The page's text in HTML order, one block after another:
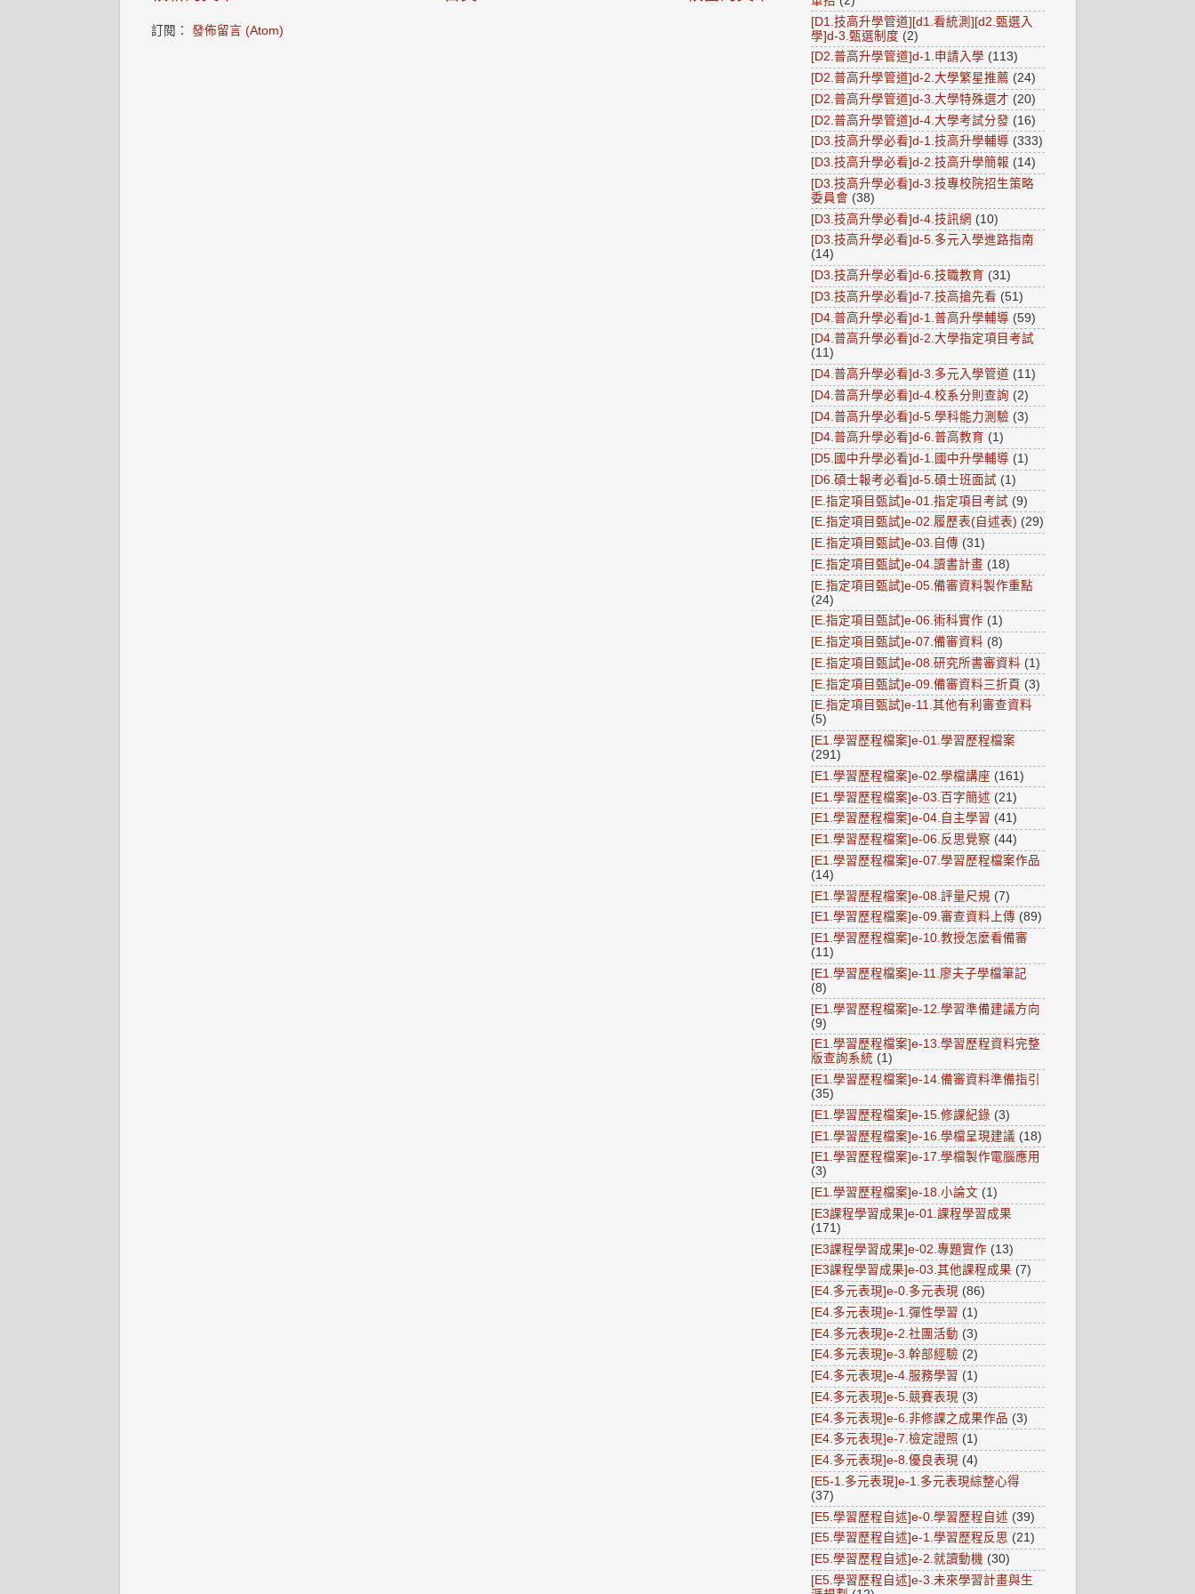
訂閱： 發佈留言 (Atom)
[D1.技高升學管道][d1.看統測][d2.甄選入
學]d-3.甄選制度 (2)
[D2.普高升學管道]d-1.申請入學 (113)
[D2.普高升學管道]d-2.大學繁星推薦 (24)
[D2.普高升學管道]d-3.大學特殊選才 (20)
[D2.普高升學管道]d-4.大學考試分發 (16)
[D3.技高升學必看]d-1.技高升學輔導 (333)
[D3.技高升學必看]d-2.技高升學簡報 (14)
[D3.技高升學必看]d-3.技專校院招生策略
委員會 (38)
[D3.技高升學必看]d-4.技訊網 (10)
[D3.技高升學必看]d-5.多元入學進路指南
(14)
[D3.技高升學必看]d-6.技職教育 (31)
[D3.技高升學必看]d-7.技高搶先看 (51)
[D4.普高升學必看]d-1.普高升學輔導 (59)
[D4.普高升學必看]d-2.大學指定項目考試
(11)
[D4.普高升學必看]d-3.多元入學管道 (11)
[D4.普高升學必看]d-4.校系分則查詢 (2)
[D4.普高升學必看]d-5.學科能力測驗 (3)
[D4.普高升學必看]d-6.普高教育 (1)
[D5.國中升學必看]d-1.國中升學輔導 (1)
[D6.碩士報考必看]d-5.碩士班面試 (1)
[E.指定項目甄試]e-01.指定項目考試 (9)
[E.指定項目甄試]e-02.履歷表(自述表) (29)
[E.指定項目甄試]e-03.自傳 (31)
[E.指定項目甄試]e-04.讀書計畫 (18)
[E.指定項目甄試]e-05.備審資料製作重點
(24)
[E.指定項目甄試]e-06.術科實作 (1)
[E.指定項目甄試]e-07.備審資料 (8)
[E.指定項目甄試]e-08.研究所書審資料 (1)
[E.指定項目甄試]e-09.備審資料三折頁 (3)
[E.指定項目甄試]e-11.其他有利審查資料
(5)
[E1.學習歷程檔案]e-01.學習歷程檔案
(291)
[E1.學習歷程檔案]e-02.學檔講座 (161)
[E1.學習歷程檔案]e-03.百字簡述 (21)
[E1.學習歷程檔案]e-04.自主學習 (41)
[E1.學習歷程檔案]e-06.反思覺察 (44)
[E1.學習歷程檔案]e-07.學習歷程檔案作品
(14)
[E1.學習歷程檔案]e-08.評量尺規 (7)
[E1.學習歷程檔案]e-09.審查資料上傳 (89)
[E1.學習歷程檔案]e-10.教授怎麼看備審
(11)
[E1.學習歷程檔案]e-11.廖夫子學檔筆記
(8)
[E1.學習歷程檔案]e-12.學習準備建議方向
(9)
[E1.學習歷程檔案]e-13.學習歷程資料完整
版查詢系統 (1)
[E1.學習歷程檔案]e-14.備審資料準備指引
(35)
[E1.學習歷程檔案]e-15.修課紀錄 (3)
[E1.學習歷程檔案]e-16.學檔呈現建議 (18)
[E1.學習歷程檔案]e-17.學檔製作電腦應用
(3)
[E1.學習歷程檔案]e-18.小論文 (1)
[E3課程學習成果]e-01.課程學習成果
(171)
[E3課程學習成果]e-02.專題實作 (13)
[E3課程學習成果]e-03.其他課程成果 (7)
[E4.多元表現]e-0.多元表現 (86)
[E4.多元表現]e-1.彈性學習 (1)
[E4.多元表現]e-2.社團活動 (3)
[E4.多元表現]e-3.幹部經驗 (2)
[E4.多元表現]e-4.服務學習 (1)
[E4.多元表現]e-5.競賽表現 (3)
[E4.多元表現]e-6.非修課之成果作品 (3)
[E4.多元表現]e-7.檢定證照 (1)
[E4.多元表現]e-8.優良表現 (4)
[E5-1.多元表現]e-1.多元表現綜整心得
(37)
[E5.學習歷程自述]e-0.學習歷程自述 (39)
[E5.學習歷程自述]e-1.學習歷程反思 (21)
[E5.學習歷程自述]e-2.就讀動機 (30)
[E5.學習歷程自述]e-3.未來學習計畫與生